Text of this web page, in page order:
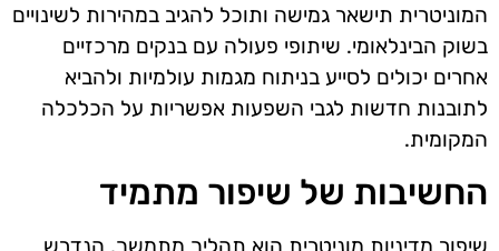
המוניטרית תישאר גמישה ותוכל להגיב במהירות לשינויים
בשוק הבינלאומי. שיתופי פעולה עם בנקים מרכזיים
אחרים יכולים לסייע בניתוח מגמות עולמיות ולהביא
לתובנות חדשות לגבי השפעות אפשריות על הכלכלה
המקומית.
החשיבות של שיפור מתמיד